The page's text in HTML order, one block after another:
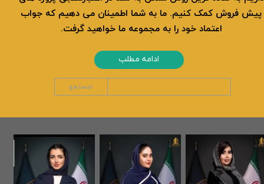
پیش فروش کمک کنیم. ما به شما اطمینان می دهیم که جواب
اعتماد خود را به مجموعه ما خواهید گرفت.
ادامه مطلب
جستجو